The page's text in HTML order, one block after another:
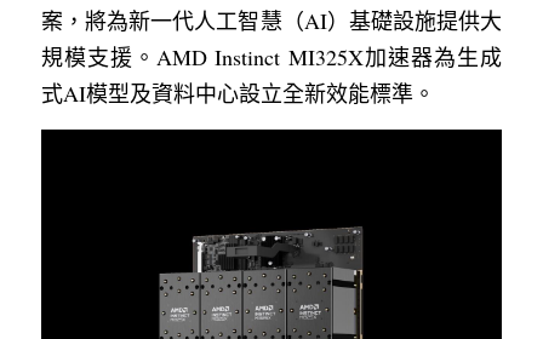
案，將為新一代人工智慧（AI）基礎設施提供大
規模支援。AMD Instinct MI325X加速器為生成
式AI模型及資料中心設立全新效能標準。